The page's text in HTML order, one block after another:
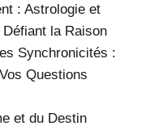
: Astrologie et
la Raison
Synchronicités :
Questions
et du Destin